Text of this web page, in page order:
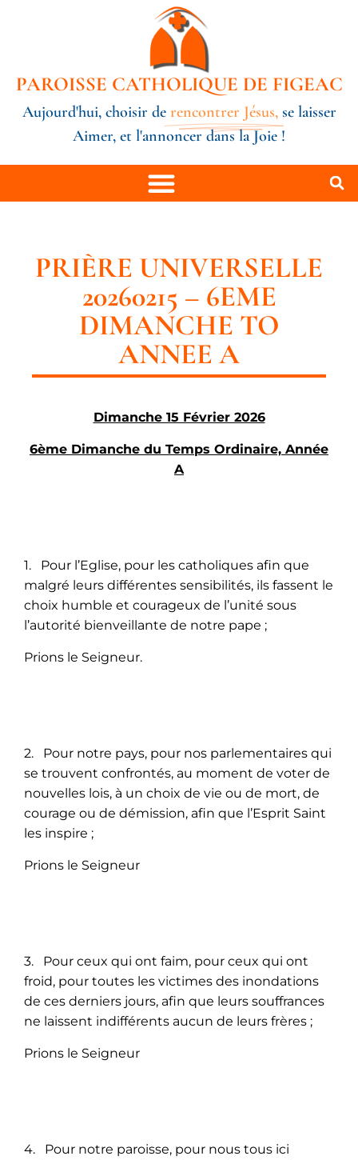
PAROISSE CATHOLIQUE DE FIGEAC
Aujourd'hui, choisir de rencontrer Jésus, se laisser
Aimer, et l'annoncer dans la Joie !
PRIÈRE UNIVERSELLE
20260215 – 6EME
DIMANCHE TO
ANNEE A
Dimanche 15 Février 2026
6ème Dimanche du Temps Ordinaire, Année
A
1. Pour l’Eglise, pour les catholiques afin que
malgré leurs différentes sensibilités, ils fassent le
choix humble et courageux de l’unité sous
l’autorité bienveillante de notre pape ;
Prions le Seigneur.
2. Pour notre pays, pour nos parlementaires qui
se trouvent confrontés, au moment de voter de
nouvelles lois, à un choix de vie ou de mort, de
courage ou de démission, afin que l’Esprit Saint
les inspire ;
Prions le Seigneur
3. Pour ceux qui ont faim, pour ceux qui ont
froid, pour toutes les victimes des inondations
de ces derniers jours, afin que leurs souffrances
ne laissent indifférents aucun de leurs frères ;
Prions le Seigneur
4. Pour notre paroisse, pour nous tous ici